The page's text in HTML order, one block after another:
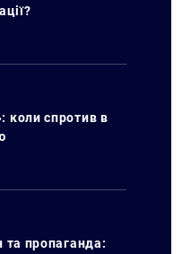
коли спротив в
та пропаганда: